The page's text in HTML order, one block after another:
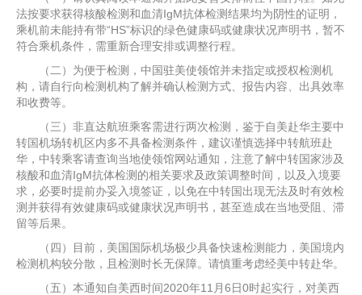
法按要求获得核酸检测和血清IgM抗体检测结果均为阴性的证明，
乘机前未能持有带“HS”标识的绿色健康码或健康状况声明书，暂不
符合乘机条件，需重新合理安排或调整行程。
（二）为便于检测，中国驻美使领馆并未指定或授权检测机
构，请自行向检测机构了解并确认检测方式、报告内容、出具效率
和收费等。
（三）非直达航班乘客需进行两次检测，鉴于自美赴华主要中
转国机场转机区内多不具备检测条件，建议谨慎选择中转航班赴
华，中转乘客请查询当地使领馆网站通知，注意了解中转国家涉及
核酸和血清IgM抗体检测的相关要求及政策调整时间，以及入境要
求，必要时提前办妥入境签证，以免在中转国出现无法及时有效检
测并获得有效健康码或健康状况声明书，甚至造成在当地受阻、滞
留等后果。
（四）目前，美国国际机场极少具备快速检测能力，美国境内
检测机构较分散，且检测时长无保障。请慎重考虑经美中转赴华。
（五）本通知自美西时间2020年11月6日0时起实行，对美西